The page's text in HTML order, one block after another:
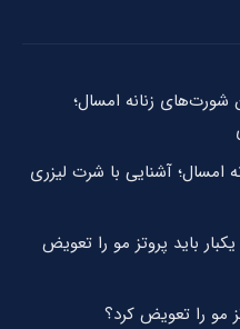
زنانه امسال؛
آشنایی با شرت لیزری
باید پروتز مو را تعویض
مو را تعویض کرد؟